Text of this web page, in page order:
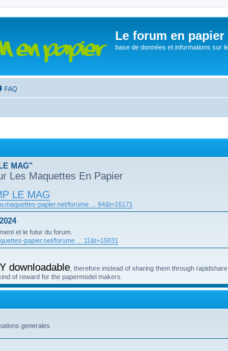
Le forum en papier
base de données et informations sur
FAQ
MAG"
Les Maquettes En Papier
LE MAG
papier.net/forume ... 94&t=16171
et le futur du forum.
papier.net/forume ... 11&t=15831
downloadable , therefore instead of sharing them through
of reward for the papermodel makers.
generales